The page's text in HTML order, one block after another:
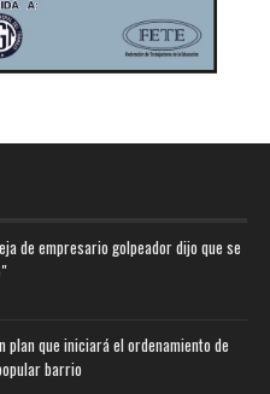
de empresario golpeador dijo que se
plan que iniciará el ordenamiento de
barrio